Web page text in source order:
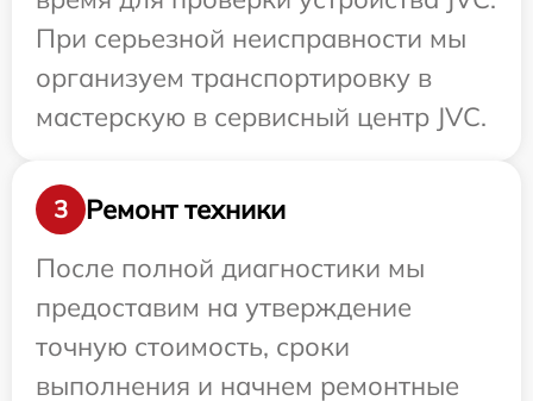
При серьезной неисправности мы
организуем транспортировку в
мастерскую в сервисный центр JVC.
3
Ремонт техники
После полной диагностики мы
предоставим на утверждение
точную стоимость, сроки
выполнения и начнем ремонтные